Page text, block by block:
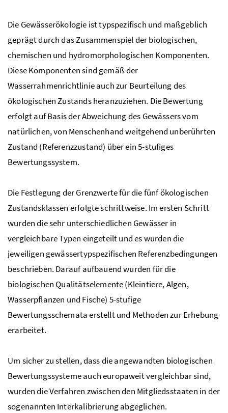
Die Gewässerökologie ist typspezifisch und maßgeblich
geprägt durch das Zusammenspiel der biologischen,
chemischen und hydromorphologischen Komponenten.
Diese Komponenten sind gemäß der
Wasserrahmenrichtlinie auch zur Beurteilung des
ökologischen Zustands heranzuziehen. Die Bewertung
erfolgt auf Basis der Abweichung des Gewässers vom
natürlichen, von Menschenhand weitgehend unberührten
Zustand (Referenzzustand) über ein 5-stufiges
Bewertungssystem.
Die Festlegung der Grenzwerte für die fünf ökologischen
Zustandsklassen erfolgte schrittweise. Im ersten Schritt
wurden die sehr unterschiedlichen Gewässer in
vergleichbare Typen eingeteilt und es wurden die
jeweiligen gewässertypspezifischen Referenzbedingungen
beschrieben. Darauf aufbauend wurden für die
biologischen Qualitätselemente (Kleintiere, Algen,
Wasserpflanzen und Fische) 5-stufige
Bewertungsschemata erstellt und Methoden zur Erhebung
erarbeitet.
Um sicher zu stellen, dass die angewandten biologischen
Bewertungssysteme auch europaweit vergleichbar sind,
wurden die Verfahren zwischen den Mitgliedsstaaten in der
sogenannten Interkalibrierung abgeglichen.